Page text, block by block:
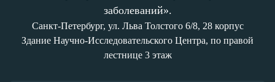
заболеваний».
Санкт-Петербург, ул. Льва Толстого 6/8, 28 корпус
Здание Научно-Исследовательского Центра, по правой
лестнице 3 этаж